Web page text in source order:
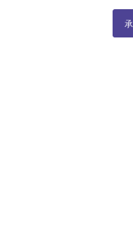
オンライン